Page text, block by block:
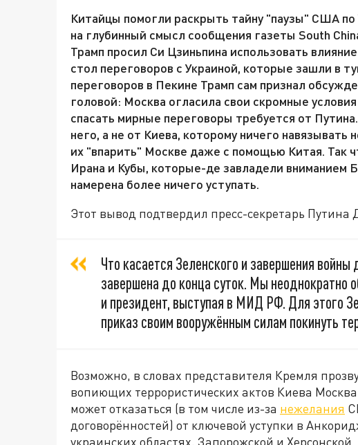
Китайцы помогли раскрыть тайну "паузы" США
на глубинный смысл сообщения газеты South
Трамп просил Си Цзиньпина использовать
стол переговоров с Украиной, которые зашли в
переговоров в Пекине Трамп сам признал
головой: Москва огласила свои скромные
спасать мирные переговоры требуется от
него, а не от Киева, которому ничего навязывать
их "впарить" Москве даже с помощью Китая. Так
Ирана и Кубы, которые-де завладели вниманием
намерена более ничего уступать.
Этот вывод подтвердил пресс-секретарь Путина
Что касается Зеленского и завершения
завершена до конца суток. Мы неоднократно
и президент, выступая в МИД РФ. Для этого
приказ своим вооружённым силам покинуть
Возможно, в словах представителя Кремля
вопиющих террористических актов Киева
может отказаться (в том числе из-за нежелания
договорённостей) от ключевой уступки в
украинских областях, Запорожской и